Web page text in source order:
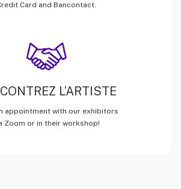
Card and Bancontact.
L’ARTISTE
appointment with our exhibitors
Zoom or in their workshop!